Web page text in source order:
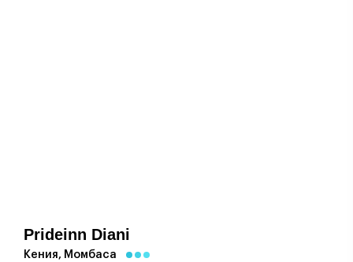
Prideinn Diani
Кения, Момбаса